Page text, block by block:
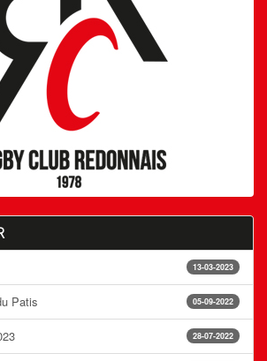
13-03-2023
05-09-2022
Patis
28-07-2022